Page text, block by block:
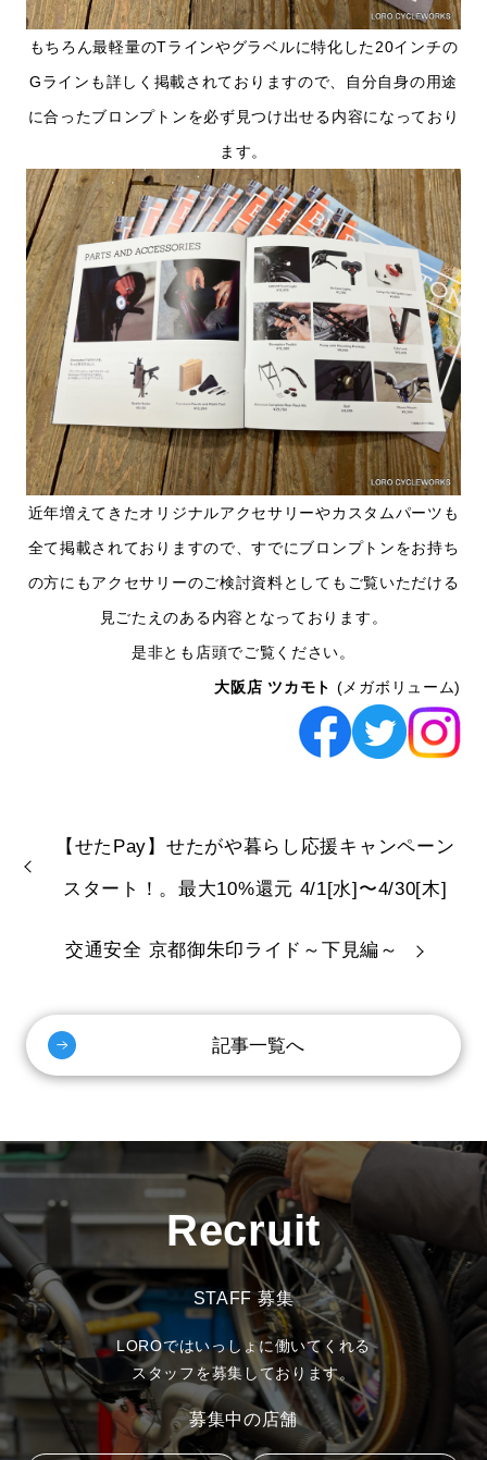
もちろん最軽量のTラインやグラベルに特化した20インチの
Gラインも詳しく掲載されておりますので、自分自身の用途
に合ったブロンプトンを必ず見つけ出せる内容になっており
ます。
近年増えてきたオリジナルアクセサリーやカスタムパーツも
全て掲載されておりますので、すでにブロンプトンをお持ち
の方にもアクセサリーのご検討資料としてもご覧いただける
見ごたえのある内容となっております。
是非とも店頭でご覧ください。
大阪店 ツカモト (メガボリューム)
【せたPay】せたがや暮らし応援キャンペーン
スタート！。最大10%還元 4/1[水]〜4/30[木]
交通安全 京都御朱印ライド～下見編～
記事一覧へ
Recruit
STAFF 募集
LOROではいっしょに働いてくれる
スタッフを募集しております。
募集中の店舗